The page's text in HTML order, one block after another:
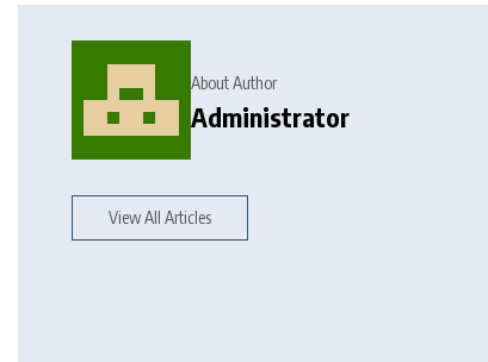
About Author
Administrator
View All Articles